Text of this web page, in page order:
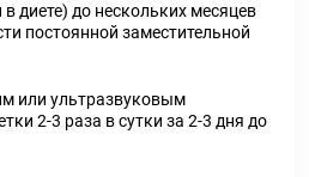
диете) до нескольких месяцев
постоянной заместительной
или ультразвуковым
2-3 раза в сутки за 2-3 дня до